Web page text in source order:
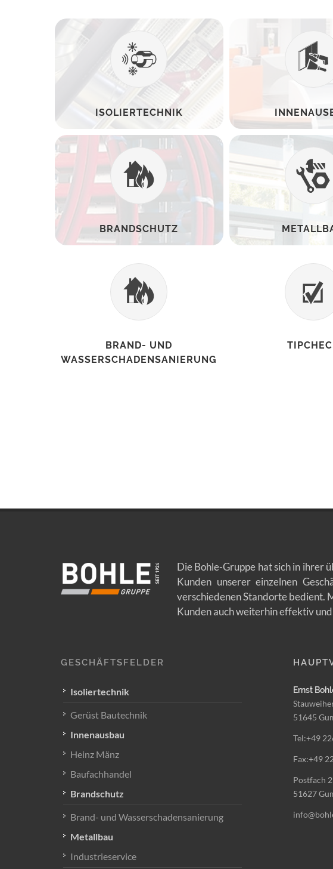
ISOLIERTECHNIK
BRANDSCHUTZ
BRAND- UND
WASSERSCHADENSANIERUNG
Die Bohle-Gruppe hat sich in ihrer
Kunden unserer einzelnen
verschiedenen Standorte bedient.
Kunden auch weiterhin effektiv
GESCHÄFTSFELDER
Isoliertechnik
Gerüst Bautechnik
Innenausbau
Heinz Mänz
Baufachhandel
Brandschutz
Brand- und Wasserschadensanierung
Metallbau
Industrieservice
Ernst
51645
Tel:+49
Fax:+49
Postfach
51627